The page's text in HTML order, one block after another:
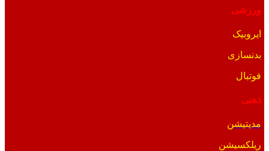
ورزشی
ایروبیک
بدنسازی
فوتبال
ذهنی
مدیتیشن
ریلکسیشن